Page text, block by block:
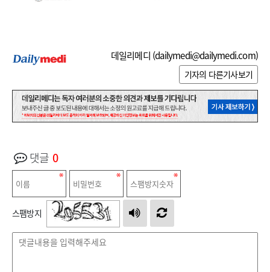
데일리메디 (dailymedi@dailymedi.com)
기자의 다른기사보기
댓글 0
스팸방지